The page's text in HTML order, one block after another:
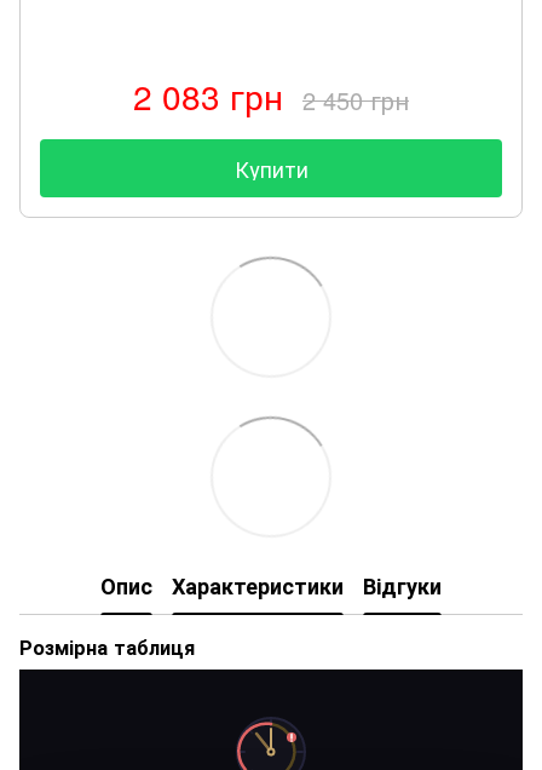
2 083 грн 2 450 грн
Купити
Опис Характеристики Відгуки
Розмірна таблиця